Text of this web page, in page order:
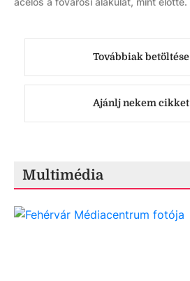
Továbbiak betöltése
Ajánlj nekem cikket
Multimédia